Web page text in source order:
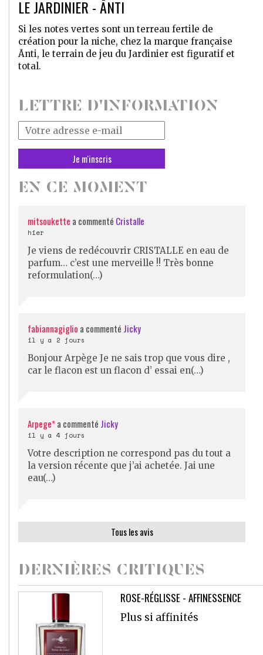
LE JARDINIER - ĀNTI
Si les notes vertes sont un terreau fertile de
création pour la niche, chez la marque française
Ānti, le terrain de jeu du Jardinier est figuratif et
total.
LETTRE D'INFORMATION
Votre
adresse
mail
*
EN CE MOMENT
mitsoukette a commenté Cristalle
hier
Je viens de redécouvrir CRISTALLE en eau de
parfum… c’est une merveille !! Très bonne
reformulation(…)
fabiannagiglio a commenté Jicky
il y a 2 jours
Bonjour Arpège Je ne sais trop que vous dire ,
car le flacon est un flacon d’ essai en(…)
Arpege*a commenté Jicky
il y a 4 jours
Votre description ne correspond pas du tout a
la version récente que j’ai achetée. Jai une
eau(…)
Tous les avis
DERNIÈRES CRITIQUES
ROSE-RÉGLISSE - AFFINESSENCE
Plus si affinités